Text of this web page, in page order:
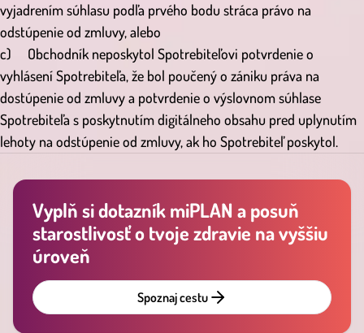
vyjadrením súhlasu podľa prvého bodu stráca právo na
odstúpenie od zmluvy, alebo
c) Obchodník neposkytol Spotrebiteľovi potvrdenie o
vyhlásení Spotrebiteľa, že bol poučený o zániku práva na
dostúpenie od zmluvy a potvrdenie o výslovnom súhlase
Spotrebiteľa s poskytnutím digitálneho obsahu pred uplynutím
lehoty na odstúpenie od zmluvy, ak ho Spotrebiteľ poskytol.
Vyplň si dotazník miPLAN a posuň
starostlivosť o tvoje zdravie na vyššiu
úroveň
Spoznaj cestu